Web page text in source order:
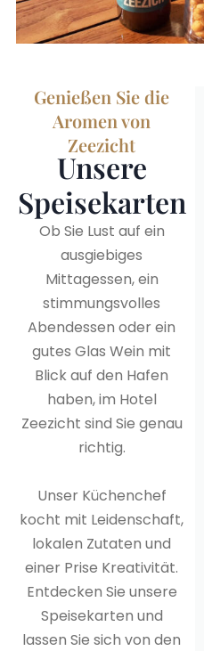
Genießen Sie die
Aromen von
Zeezicht
Unsere
Speisekarten
Ob Sie Lust auf ein
ausgiebiges
Mittagessen, ein
stimmungsvolles
Abendessen oder ein
gutes Glas Wein mit
Blick auf den Hafen
haben, im Hotel
Zeezicht sind Sie genau
richtig.
Unser Küchenchef
kocht mit Leidenschaft,
lokalen Zutaten und
einer Prise Kreativität.
Entdecken Sie unsere
Speisekarten und
lassen Sie sich von den